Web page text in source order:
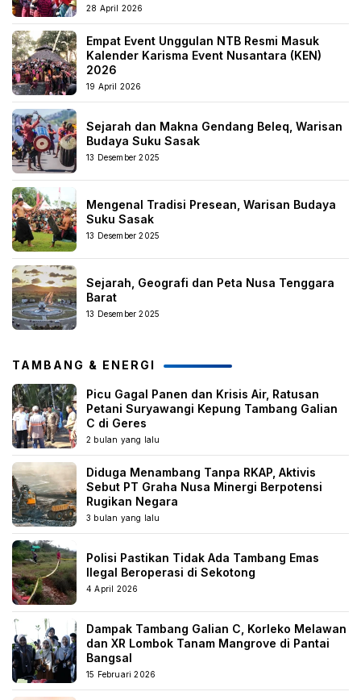
28 April 2026
Empat Event Unggulan NTB Resmi Masuk
Kalender Karisma Event Nusantara (KEN)
2026
19 April 2026
Sejarah dan Makna Gendang Beleq, Warisan
Budaya Suku Sasak
13 Desember 2025
Mengenal Tradisi Presean, Warisan Budaya
Suku Sasak
13 Desember 2025
Sejarah, Geografi dan Peta Nusa Tenggara
Barat
13 Desember 2025
TAMBANG & ENERGI
Picu Gagal Panen dan Krisis Air, Ratusan
Petani Suryawangi Kepung Tambang Galian
C di Geres
2 bulan yang lalu
Diduga Menambang Tanpa RKAP, Aktivis
Sebut PT Graha Nusa Minergi Berpotensi
Rugikan Negara
3 bulan yang lalu
Polisi Pastikan Tidak Ada Tambang Emas
Ilegal Beroperasi di Sekotong
4 April 2026
Dampak Tambang Galian C, Korleko Melawan
dan XR Lombok Tanam Mangrove di Pantai
Bangsal
15 Februari 2026